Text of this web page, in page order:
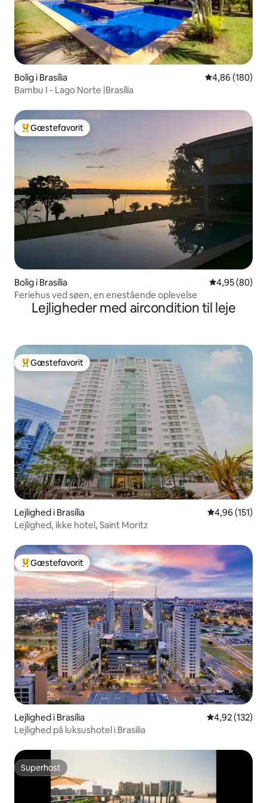
Bolig i Brasília 4,86 ud af 5 i
4,86 (180)
Bambu I - Lago Norte |Brasília
Bedste gæstefavorit
Gæstefavorit
Bolig i Brasília 4,95 ud af 5 i
4,95 (80)
Feriehus ved søen, en enestående oplevelse
Lejligheder med aircondition til leje
Bedste gæstefavorit
Gæstefavorit
Lejlighed i Brasília 4,96 ud af 5 i
4,96 (151)
Lejlighed, ikke hotel, Saint Moritz
Bedste gæstefavorit
Gæstefavorit
Lejlighed i Brasília 4,92 ud af 5 i
4,92 (132)
Lejlighed på luksushotel i Brasilia
Superhost
Superhost